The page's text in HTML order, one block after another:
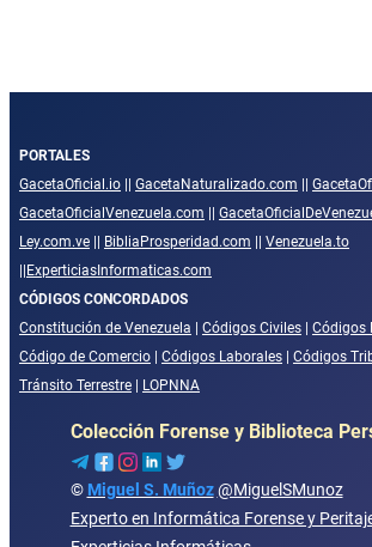
PORTALES
GacetaOficial.io
GacetaNaturalizado.com
GacetaOficialVenezuela.com
Ley.com.ve
BibliaProsperidad.com
Venezuela.to
ExperticiasInformaticas.com
CÓDIGOS CONCORDADOS
Constitución de Venezuela
Códigos Civiles
Códigos
Código de Comercio
Códigos Laborales
Códigos
Tránsito Terrestre
LOPNNA
Colección Forense y Biblioteca
© Miguel S. Muñoz @MiguelSMunoz
Experto en Informática Forense y